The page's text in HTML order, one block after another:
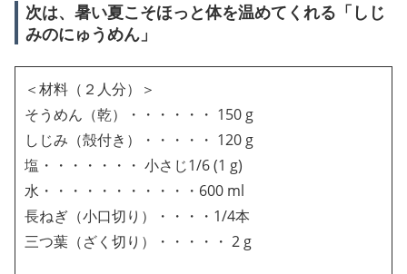
次は、暑い夏こそほっと体を温めてくれる「しじ
みのにゅうめん」
＜材料（２人分）＞
そうめん（乾）・・・・・・ 150 g
しじみ（殻付き）・・・・・ 120 g
塩・・・・・・・ 小さじ1/6 (1 g)
水・・・・・・・・・・・600 ml
長ねぎ（小口切り）・・・・1/4本
三つ葉（ざく切り）・・・・・ 2 g